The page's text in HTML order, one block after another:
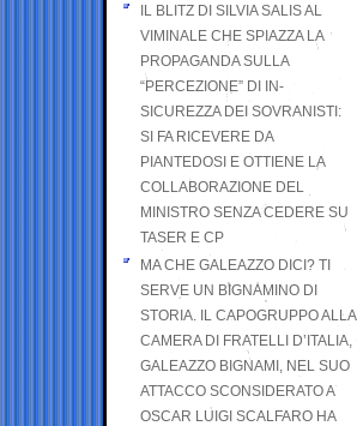
IL BLITZ DI SILVIA SALIS AL
VIMINALE CHE SPIAZZA LA
PROPAGANDA SULLA
“PERCEZIONE” DI IN-
SICUREZZA DEI SOVRANISTI:
SI FA RICEVERE DA
PIANTEDOSI E OTTIENE LA
COLLABORAZIONE DEL
MINISTRO SENZA CEDERE SU
TASER E CP
MA CHE GALEAZZO DICI? TI
SERVE UN BIGNAMINO DI
STORIA. IL CAPOGRUPPO ALLA
CAMERA DI FRATELLI D’ITALIA,
GALEAZZO BIGNAMI, NEL SUO
ATTACCO SCONSIDERATO A
OSCAR LUIGI SCALFARO HA